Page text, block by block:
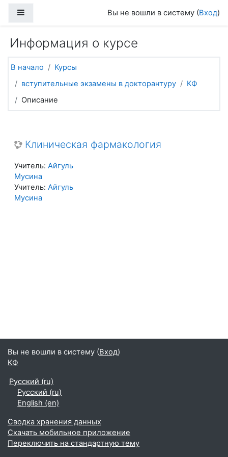
Вы не вошли в систему (Вход)
Информация о курсе
В начало
Курсы
вступительные экзамены в докторантуру
КФ
Описание
Клиническая фармакология
Учитель: Айгуль
Мусина
Учитель: Айгуль
Мусина
Вы не вошли в систему (Вход)
КФ
Русский ‎(ru)‎
Русский ‎(ru)‎
English ‎(en)‎
Сводка хранения данных
Скачать мобильное приложение
Переключить на стандартную тему